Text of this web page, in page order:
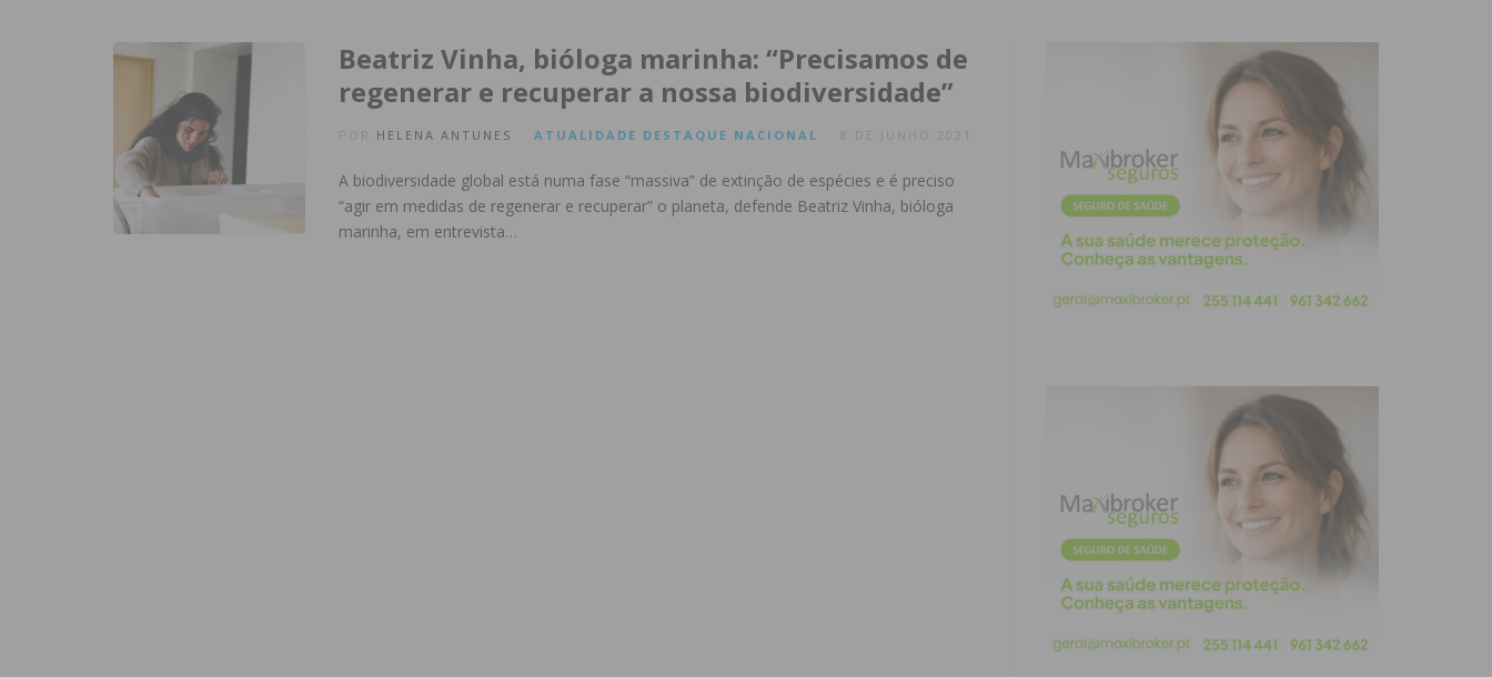
Beatriz Vinha, bióloga marinha: “Precisamos de
regenerar e recuperar a nossa biodiversidade”
HELENA ANTUNES ATUALIDADE DESTAQUE NACIONAL
A biodiversidade global está numa fase “massiva” de extinção de espécies e é preciso
“agir em medidas de regenerar e recuperar” o planeta, defende Beatriz Vinha, bióloga
marinha, em entrevista…